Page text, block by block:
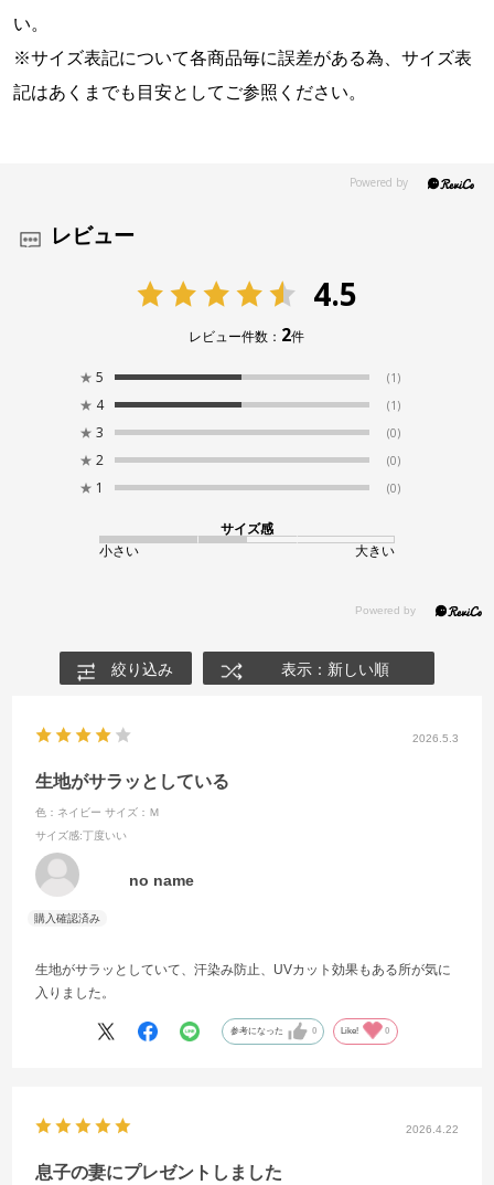
い。
※サイズ表記について各商品毎に誤差がある為、サイズ表
記はあくまでも目安としてご参照ください。
レビュー
4.5
レビュー件数： 2件
★ 5 (1)
★ 4 (1)
★ 3 (0)
★ 2 (0)
★ 1 (0)
サイズ感
小さい
大きい
絞り込み 表示：新しい順
2026.5.3
生地がサラッとしている
色：ネイビー サイズ：Ｍ
サイズ感:丁度いい
no name
生地がサラッとしていて、汗染み防止、UVカット効果もある所が気に
入りました。
参考になった 0 Like! 0
2026.4.22
息子の妻にプレゼントしました